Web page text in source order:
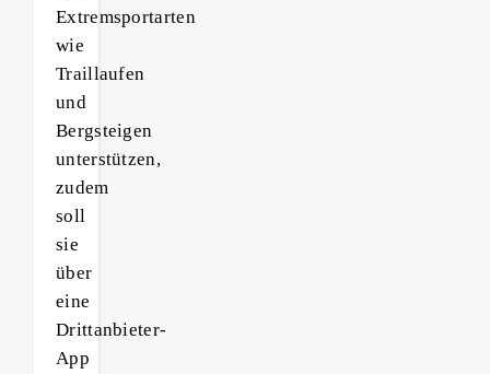
Extremsportarten
wie
Traillaufen
und
Bergsteigen
unterstützen,
zudem
soll
sie
über
eine
Drittanbieter-
App